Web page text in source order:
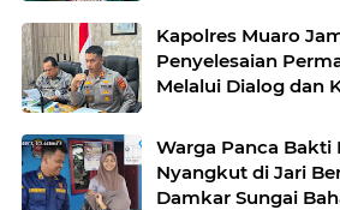
Kapolres Muaro
Penyelesaian
Melalui Dialog dan
Warga Panca Bakti
Nyangkut di Jari Berhasil Dilepas
Damkar Sungai